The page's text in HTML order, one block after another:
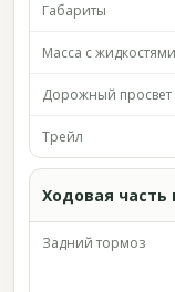
Габариты
Масса с жидкостями
Дорожный просвет
Трейл
Ходовая часть
Задний тормоз